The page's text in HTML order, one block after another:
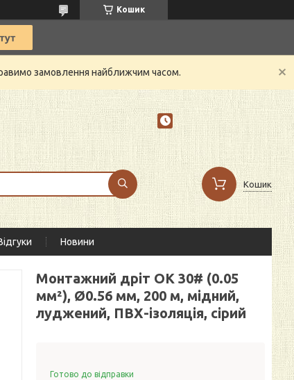
Кошик
замовлення найближчим часом.
Кошик
Новини
Монтажний дріт OK 30# (0.05
мм²), Ø0.56 мм, 200 м, мідний,
луджений, ПВХ-ізоляція, сірий
Готово до відправки